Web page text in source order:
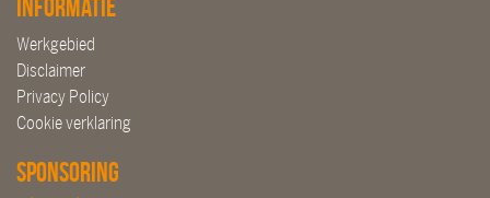
Informatie
Werkgebied
Disclaimer
Privacy Policy
Cookie verklaring
Sponsoring